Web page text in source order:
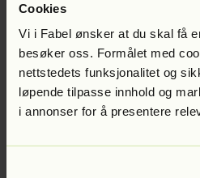
Cookies
Vi i Fabel ønsker at du skal få
besøker oss. Formålet med
nettstedets funksjonalitet og
løpende tilpasse innhold og
i annonser for å presentere